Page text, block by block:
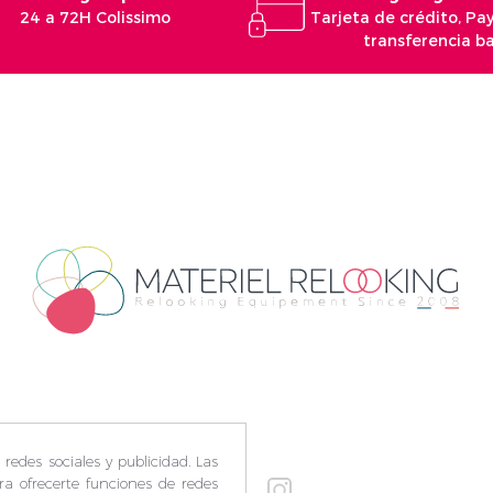
24 a 72H Colissimo
Tarjeta de crédito,
transferencia
sociales y publicidad. Las
ofrecerte funciones de redes